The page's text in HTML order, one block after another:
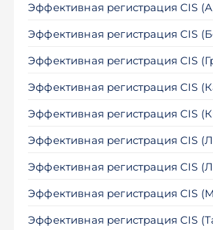
Эффективная регистрация CIS
Эффективная регистрация CIS
Эффективная регистрация CIS
Эффективная регистрация CIS
Эффективная регистрация CIS
Эффективная регистрация CIS
Эффективная регистрация CIS
Эффективная регистрация CIS
Эффективная регистрация CIS